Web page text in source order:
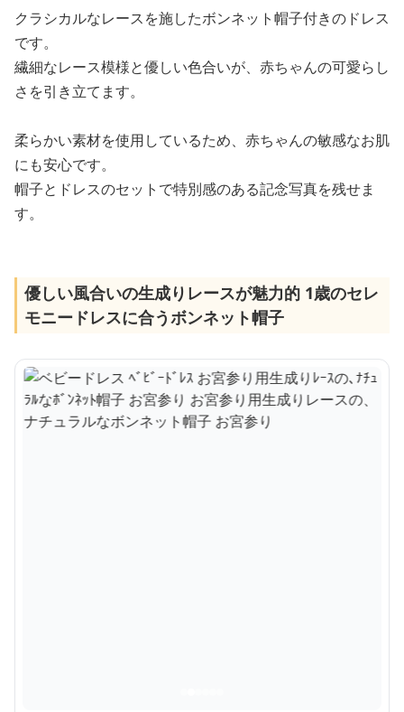
クラシカルなレースを施したボンネット帽子付きのドレス
です。
繊細なレース模様と優しい色合いが、赤ちゃんの可愛らし
さを引き立てます。
柔らかい素材を使用しているため、赤ちゃんの敏感なお肌
にも安心です。
帽子とドレスのセットで特別感のある記念写真を残せま
す。
優しい風合いの生成りレースが魅力的 1歳のセレ
モニードレスに合うボンネット帽子